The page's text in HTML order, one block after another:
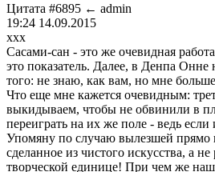
Цитата #6895 ← admin
19:24 14.09.2015
xxx
Сасами-сан - это же очевидная
это показатель. Далее, в Денпа
того: не знаю, как вам, но мне
Что еще мне кажется очевидным:
выкидываем, чтобы не обвинили в
переиграть на их же поле - ведь
Упомяну по случаю вылезшей прямо
сделанное из чистого искусства, а
творческой единице! При чем же